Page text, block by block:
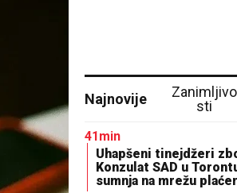
Najnovije
Zanimljivo
sti
41min
Uhapšeni tinejdžeri
Konzulat SAD u
sumnja na mrežu